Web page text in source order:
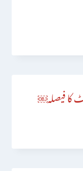
کا فیصلہ￼